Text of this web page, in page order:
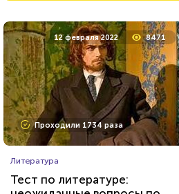
12 февраля 2022 8471
Проходили 1734 раза
Литература
Тест по литературе: